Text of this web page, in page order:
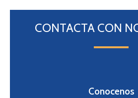
CONTACTA CON
Conocenos